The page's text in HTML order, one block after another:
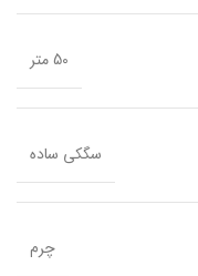
50 متر
سگکی ساده
چرم